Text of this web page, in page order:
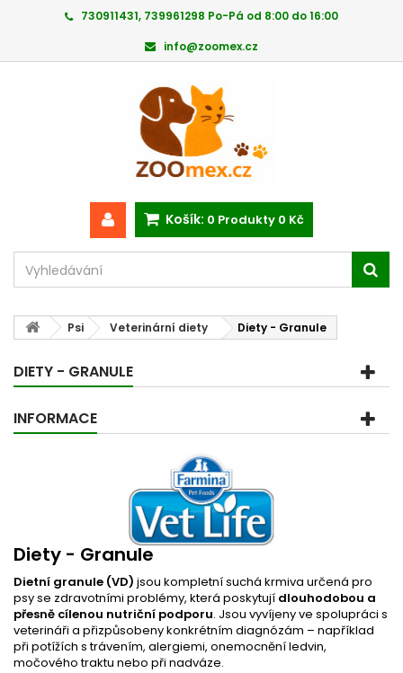
730911431, 739961298 Po-Pá od 8:00 do 16:00
info@zoomex.cz
Košík: 0 Produkty 0 Kč
Psi Veterinární diety Diety - Granule
DIETY - GRANULE
INFORMACE
Diety - Granule
Dietní granule (VD) jsou kompletní suchá krmiva určená pro
psy se zdravotními problémy, která poskytují dlouhodobou a
přesně cílenou nutriční podporu. Jsou vyvíjeny ve spolupráci s
veterináři a přizpůsobeny konkrétním diagnózám – například
při potížích s trávením, alergiemi, onemocnění ledvin,
močového traktu nebo při nadváze.